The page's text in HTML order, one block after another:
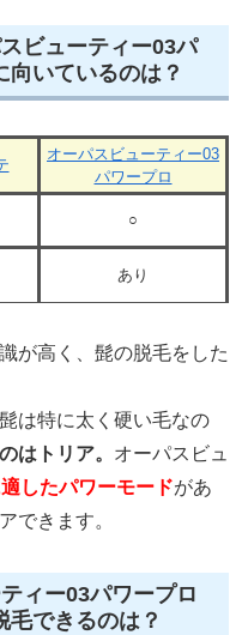
ビューティー03パ
向いているのは？
オーパスビューティー03
パワープロ
○
あり
が高く、髭の脱毛をした
は特に太く硬い毛なの
はトリア。 オーパスビュ
したパワーモードがあ
できます。
ィー03パワープロ
毛できるのは？